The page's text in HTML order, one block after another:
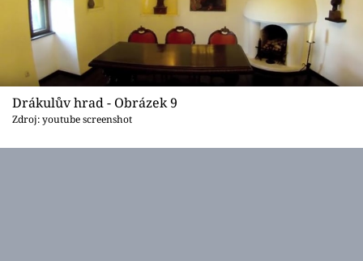
Drákulův hrad - Obrázek 9
Zdroj: youtube screenshot